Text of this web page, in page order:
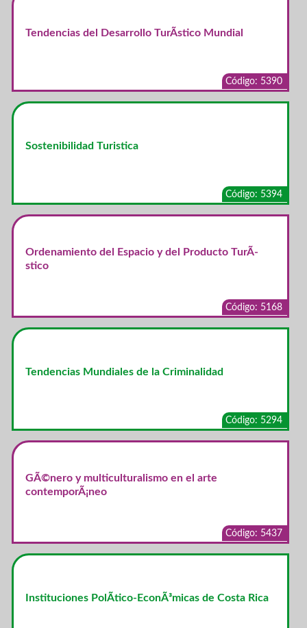
Tendencias del Desarrollo TurÃ­stico Mundial
Código: 5390
Sostenibilidad Turistica
Código: 5394
Ordenamiento del Espacio y del Producto TurÃ­
stico
Código: 5168
Tendencias Mundiales de la Criminalidad
Código: 5294
GÃ©nero y multiculturalismo en el arte
contemporÃ¡neo
Código: 5437
Instituciones PolÃ­tico-EconÃ³micas de Costa Rica